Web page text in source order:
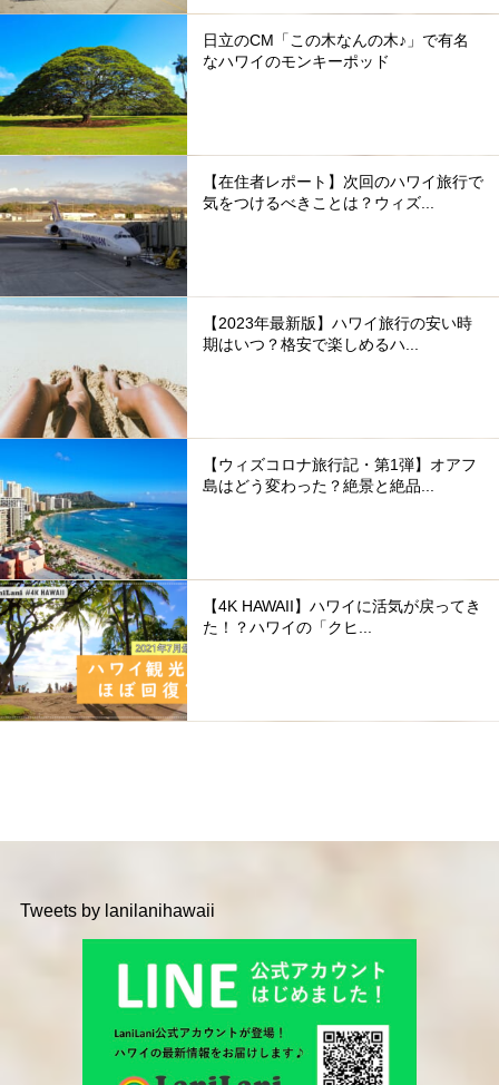
日立のCM「この木なんの木♪」で有名
なハワイのモンキーポッド
【在住者レポート】次回のハワイ旅行で
気をつけるべきことは？ウィズ...
【2023年最新版】ハワイ旅行の安い時
期はいつ？格安で楽しめるハ...
【ウィズコロナ旅行記・第1弾】オアフ
島はどう変わった？絶景と絶品...
【4K HAWAII】ハワイに活気が戻ってき
た！？ハワイの「クヒ...
Tweets by lanilanihawaii